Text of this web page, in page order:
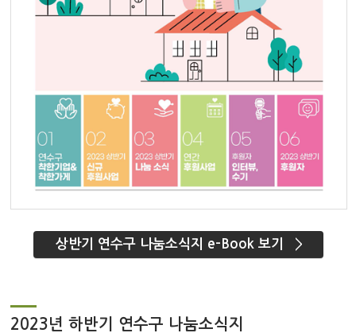
상반기 연수구 나눔소식지 e-Book 보기
2023년 하반기 연수구 나눔소식지